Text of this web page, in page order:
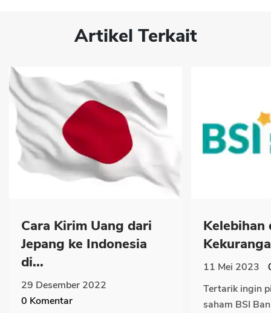
Artikel Terkait
Cara Kirim Uang dari
Jepang ke Indonesia
di...
29 Desember 2022
0 Komentar
Kelebihan
11 Mei 2023
Tertarik ingin
saham BSI